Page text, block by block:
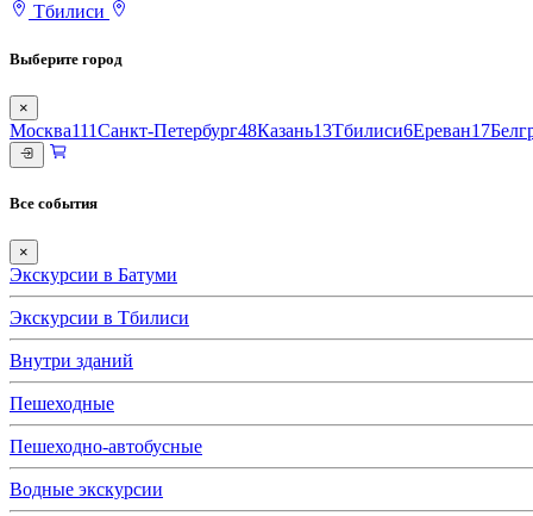
Тбилиси
Выберите город
×
Москва111Санкт-Петербург48Казань13Тбилиси6Ереван17
Все события
×
Экскурсии в Батуми
Экскурсии в Тбилиси
Внутри зданий
Пешеходные
Пешеходно-автобусные
Водные экскурсии